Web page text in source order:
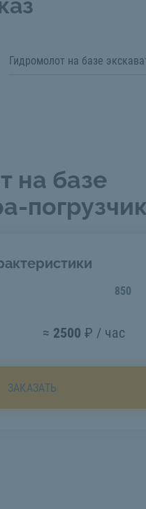
Гидромолот на базе
на базе
850
≈ 2500 ₽ / час
ЗАКАЗАТЬ